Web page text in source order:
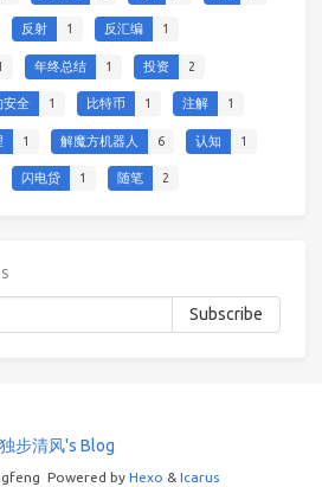
反射 1 反汇编 1
年终总结 1 投资 2
安全 1 比特币 1 注解 1
1 解魔方机器人 6 认知 1
闪电贷 1 随笔 2
独步清风's Blog
Powered by Hexo & Icarus